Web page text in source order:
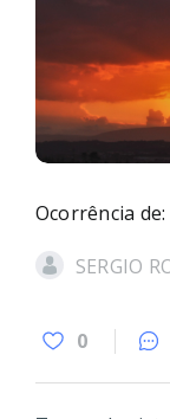
Ocorrência
SERGIO
0